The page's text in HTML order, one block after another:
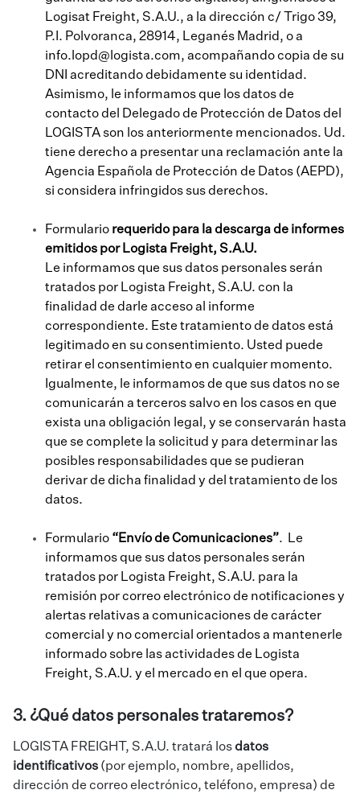
Logisat Freight, S.A.U., a la dirección c/ Trigo 39,
P.I. Polvoranca, 28914, Leganés Madrid, o a
info.lopd@logista.com, acompañando copia de su
DNI acreditando debidamente su identidad.
Asimismo, le informamos que los datos de
contacto del Delegado de Protección de Datos del
LOGISTA son los anteriormente mencionados. Ud.
tiene derecho a presentar una reclamación ante la
Agencia Española de Protección de Datos (AEPD),
si considera infringidos sus derechos.
Formulario requerido para la descarga de informes
emitidos por Logista Freight, S.A.U.
Le informamos que sus datos personales serán
tratados por Logista Freight, S.A.U. con la
finalidad de darle acceso al informe
correspondiente. Este tratamiento de datos está
legitimado en su consentimiento. Usted puede
retirar el consentimiento en cualquier momento.
Igualmente, le informamos de que sus datos no se
comunicarán a terceros salvo en los casos en que
exista una obligación legal, y se conservarán hasta
que se complete la solicitud y para determinar las
posibles responsabilidades que se pudieran
derivar de dicha finalidad y del tratamiento de los
datos.
Formulario “Envío de Comunicaciones”. Le
informamos que sus datos personales serán
tratados por Logista Freight, S.A.U. para la
remisión por correo electrónico de notificaciones y
alertas relativas a comunicaciones de carácter
comercial y no comercial orientados a mantenerle
informado sobre las actividades de Logista
Freight, S.A.U. y el mercado en el que opera.
3. ¿Qué datos personales trataremos?
LOGISTA FREIGHT, S.A.U. tratará losdatos
identificativos (por ejemplo, nombre, apellidos,
dirección de correo electrónico, teléfono, empresa) de